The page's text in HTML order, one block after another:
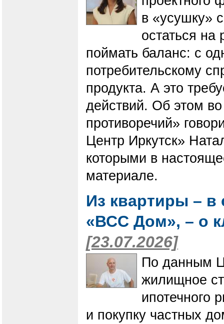
в «усушку»
остаться
поймать баланс: с
потребительскому
продукта. А это
действий. Об этом
противоречий»
Центр Иркутск»
которыми в
материале.
Из квартиры – в
«ВСС Дом», – о
[23.07.2026]
По данным
жилищное
ипотечного
и покупку частных